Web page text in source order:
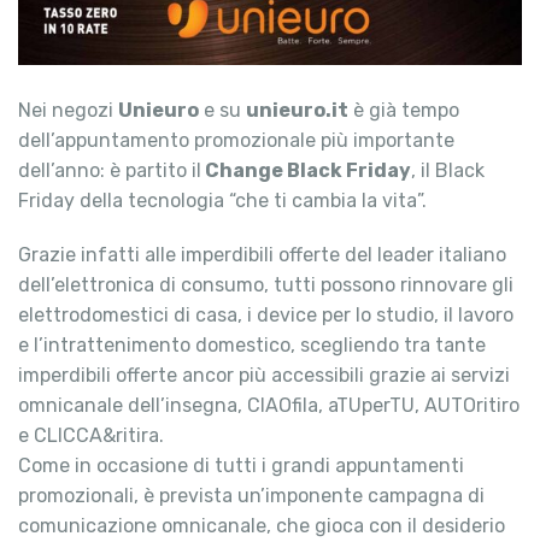
Nei negozi Unieuro e su unieuro.it è già tempo
dell’appuntamento promozionale più importante
dell’anno: è partito il Change Black Friday, il Black
Friday della tecnologia “che ti cambia la vita”.
Grazie infatti alle imperdibili offerte del leader italiano
dell’elettronica di consumo, tutti possono rinnovare gli
elettrodomestici di casa, i device per lo studio, il lavoro
e l’intrattenimento domestico, scegliendo tra tante
imperdibili offerte ancor più accessibili grazie ai servizi
omnicanale dell’insegna, CIAOfila, aTUperTU, AUTOritiro
e CLICCA&ritira.
Come in occasione di tutti i grandi appuntamenti
promozionali, è prevista un’imponente campagna di
comunicazione omnicanale, che gioca con il desiderio